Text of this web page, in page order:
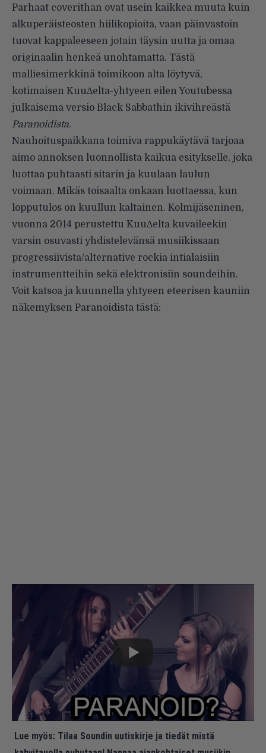
Parhaat coverithan ovat usein kaikkea muuta kuin
alkuperäisteosten hiilikopioita, vaan päinvastoin
tuovat kappaleeseen jotain täysin uutta ja omaa
originaalin henkeä unohtamatta. Tästä
malliesimerkkinä toimikoon alta löytyvä,
kotimaisen KuuΔelta-yhtyeen eilen Youtubessa
julkaisema versio Black Sabbathin ikivihreästä
Paranoidista.
Nauhoituspaikkana toimiva rappukäytävä tarjoaa
aimo annoksen luonnollista kaikua esitykselle, joka
luottaa puhtaasti sitarin ja kuulaan laulun
voimaan. Mikäs toisaalta onkaan luottaessa, kun
lopputulos on kuullun kaltainen. Kolmijäseninen,
vuonna 2014 perustettu KuuΔelta kuvaileekin
varsin osuvasti yhdistelevänsä musiikissaan
progressiivista/alternative rockia intialaisiin
instrumentteihin sekä elektronisiin soundeihin.
Voit katsoa ja kuunnella yhtyeen eteerisen kauniin
näkemyksen Paranoidista tästä:
Lue myös: Tilaa Soundin uutiskirje ja tiedät mistä